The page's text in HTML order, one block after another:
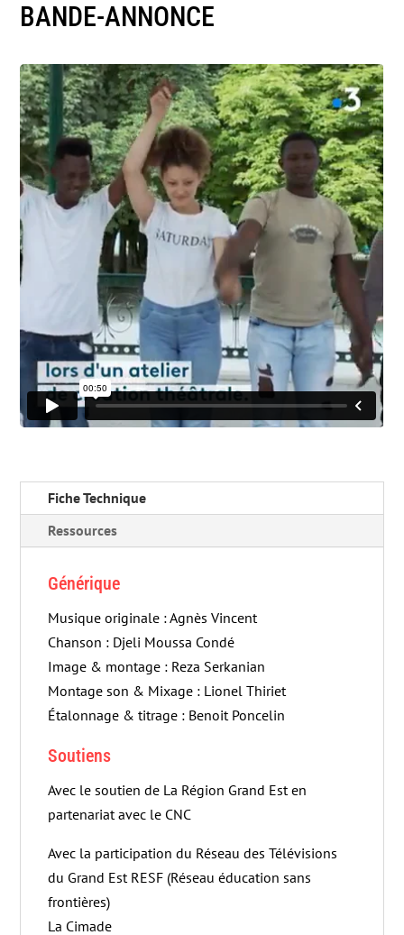
BANDE-ANNONCE
Fiche Technique
Ressources
Générique
Musique originale : Agnès Vincent
Chanson : Djeli Moussa Condé
Image & montage : Reza Serkanian
Montage son & Mixage : Lionel Thiriet
Étalonnage & titrage : Benoit Poncelin
Soutiens
Avec le soutien de La Région Grand Est en
partenariat avec le CNC
Avec la participation du Réseau des Télévisions
du Grand Est RESF (Réseau éducation sans
frontières)
La Cimade